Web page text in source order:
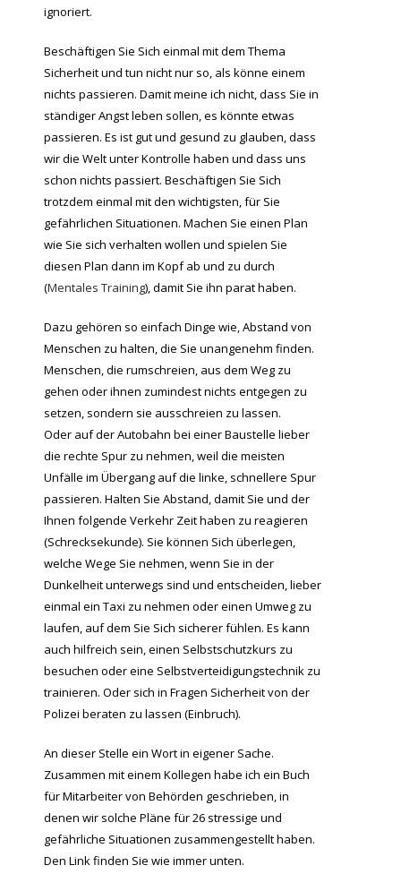
ignoriert.
Beschäftigen Sie Sich einmal mit dem Thema
Sicherheit und tun nicht nur so, als könne einem
nichts passieren. Damit meine ich nicht, dass Sie in
ständiger Angst leben sollen, es könnte etwas
passieren. Es ist gut und gesund zu glauben, dass
wir die Welt unter Kontrolle haben und dass uns
schon nichts passiert. Beschäftigen Sie Sich
trotzdem einmal mit den wichtigsten, für Sie
gefährlichen Situationen. Machen Sie einen Plan
wie Sie sich verhalten wollen und spielen Sie
diesen Plan dann im Kopf ab und zu durch
(Mentales Training), damit Sie ihn parat haben.
Dazu gehören so einfach Dinge wie, Abstand von
Menschen zu halten, die Sie unangenehm finden.
Menschen, die rumschreien, aus dem Weg zu
gehen oder ihnen zumindest nichts entgegen zu
setzen, sondern sie ausschreien zu lassen.
Oder auf der Autobahn bei einer Baustelle lieber
die rechte Spur zu nehmen, weil die meisten
Unfälle im Übergang auf die linke, schnellere Spur
passieren. Halten Sie Abstand, damit Sie und der
Ihnen folgende Verkehr Zeit haben zu reagieren
(Schrecksekunde). Sie können Sich überlegen,
welche Wege Sie nehmen, wenn Sie in der
Dunkelheit unterwegs sind und entscheiden, lieber
einmal ein Taxi zu nehmen oder einen Umweg zu
laufen, auf dem Sie Sich sicherer fühlen. Es kann
auch hilfreich sein, einen Selbstschutzkurs zu
besuchen oder eine Selbstverteidigungstechnik zu
trainieren. Oder sich in Fragen Sicherheit von der
Polizei beraten zu lassen (Einbruch).
An dieser Stelle ein Wort in eigener Sache.
Zusammen mit einem Kollegen habe ich ein Buch
für Mitarbeiter von Behörden geschrieben, in
denen wir solche Pläne für 26 stressige und
gefährliche Situationen zusammengestellt haben.
Den Link finden Sie wie immer unten.